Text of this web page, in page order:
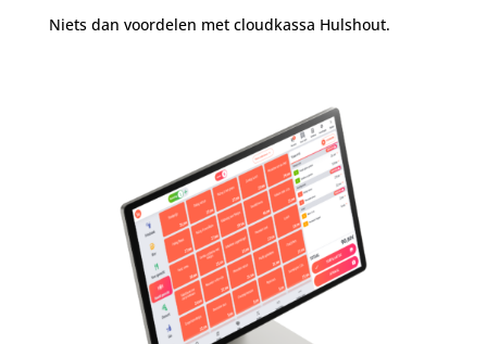
Niets dan voordelen met cloudkassa Hulshout.